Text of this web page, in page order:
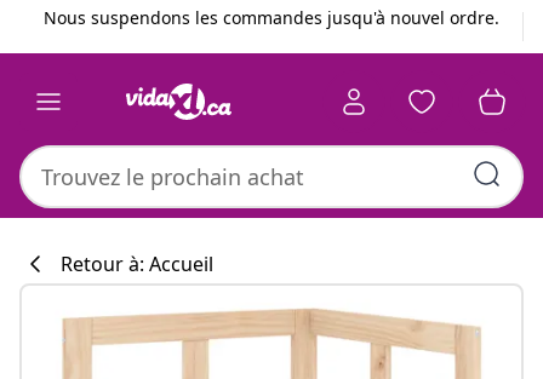
Précédent
Suivant
Nous suspendons les commandes jusqu'à nouvel ordre.
Retour à: Accueil